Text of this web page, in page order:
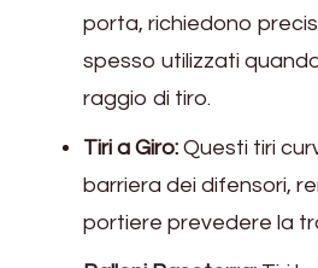
porta, richiedono
spesso utilizzati
raggio di tiro.
Tiri a Giro: Questi tiri
barriera dei difensori,
portiere prevedere la